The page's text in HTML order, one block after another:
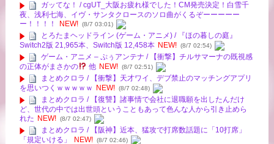
ガッてな！ / cgUT_大阪お疲れ様でした！CM発売決定！白雪千
夜、浅利七海、イヴ・サンタクロースのソロ曲がくるぞーーーーー
ー！！！！
NEW! (8/7 03:01)
とろたまヘッドライン (ゲーム・アニメ) / 『ほの暮しの庭』
Switch2版 21,965本、Switch版 12,458本 NEW! (8/7 02:54)
ゲーム・アニメ – ぷぅアンテナ / 【衝撃】チルサマーナの既視感
の正体がまさかの
他 NEW! (8/7 02:51)
まとめクロラ / 【衝撃】天才ワイ、デブ禁止のマッチングアプリ
を思いつくｗｗｗｗｗ
NEW! (8/7 02:48)
まとめクロラ / 【復讐】諸事情で会社に退職願を出したんだけ
ど、世代の中では出世頭ということもあって色んな人から引き止めら
れた NEW! (8/7 02:47)
まとめクロラ / 【阪神】近本、猛攻で打席数話題に「10打席」
「規定いける」
NEW! (8/7 02:46)